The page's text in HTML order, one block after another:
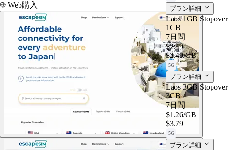
Web購入
プラン詳細
Laos 1GB Stopover
1GB
7日間
$2.49
$2.49/GB
5G
プラン詳細
Laos 3GB Stopover
3GB
7日間
$1.26/GB
$3.79
5G
プラン詳細